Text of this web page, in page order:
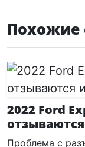
Похожие
2022 Ford
Проблема с